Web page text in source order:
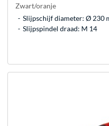
Zwart/oranje
Slijpschijf diameter: Ø 230
Slijpspindel draad: M 14